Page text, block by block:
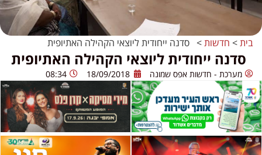
בית> חדשות> סדנה ייחודית ליוצאי הקהילה האתיופית
סדנה ייחודית ליוצאי הקהילה האתיופית
מערכת - חדשות אפס שמונה 18/09/2018
08:34